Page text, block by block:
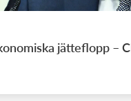
jätteflopp –